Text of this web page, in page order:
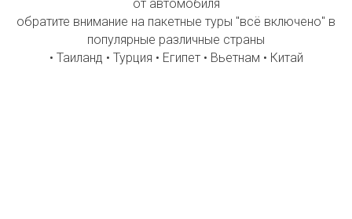
от автомобиля
обратите внимание на пакетные туры "всё включено" в
популярные различные страны
• Таиланд • Турция • Египет • Вьетнам • Китай